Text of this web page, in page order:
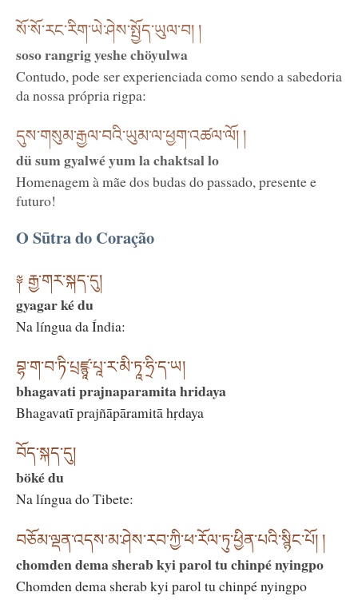
སོ་སོ་རང་རིག་ཡེ་ཤེས་སྤྱོད་ཡུལ་བ། །
soso rangrig yeshe chöyulwa
Contudo, pode ser experienciada como sendo a sabedoria
da nossa própria rigpa:
དུས་གསུམ་རྒྱལ་བའི་ཡུམ་ལ་ཕྱག་འཚལ་ལོ། །
dü sum gyalwé yum la chaktsal lo
Homenagem à mãe dos budas do passado, presente e
futuro!
O Sūtra do Coração
༈ རྒྱ་གར་སྐད་དུ།
gyagar ké du
Na língua da Índia:
བྷ་ག་བ་ཏི་པྲཛྙཱ་པཱ་ར་མི་ཏཱ་ཧྲི་ད་ཡ།
bhagavati prajnaparamita hridaya
Bhagavatī prajñāpāramitā hṛdaya
བོད་སྐད་དུ།
böké du
Na língua do Tibete:
བཅོམ་ལྡན་འདས་མ་ཤེས་རབ་ཀྱི་ཕ་རོལ་ཏུ་ཕྱིན་པའི་སྙིང་པོ། །
chomden dema sherab kyi parol tu chinpé nyingpo
Chomden dema sherab kyi parol tu chinpé nyingpo